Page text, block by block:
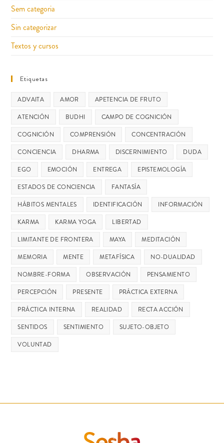
Sem categoria
Sin categorizar
Textos y cursos
Etiquetas
ADVAITA AMOR
APETENCIA DE FRUTO
ATENCIÓN
BUDHI
CAMPO DE COGNICIÓN
COGNICIÓN
COMPRENSIÓN
CONCENTRACIÓN
CONCIENCIA
DHARMA DISCERNIMIENTO
DUDA
EGO
EMOCIÓN ENTREGA
EPISTEMOLOGÍA
ESTADOS DE CONCIENCIA
FANTASÍA
HÁBITOS MENTALES
IDENTIFICACIÓN
INFORMACIÓN
KARMA
KARMA YOGA
LIBERTAD
LIMITANTE DE FRONTERA
MAYA
MEDITACIÓN
MEMORIA
MENTE METAFÍSICA
NO-DUALIDAD
NOMBRE-FORMA
OBSERVACIÓN
PENSAMIENTO
PERCEPCIÓN
PRESENTE
PRÁCTICA EXTERNA
PRÁCTICA INTERNA
REALIDAD
RECTA ACCIÓN
SENTIDOS
SENTIMIENTO
SUJETO-OBJETO
VOLUNTAD